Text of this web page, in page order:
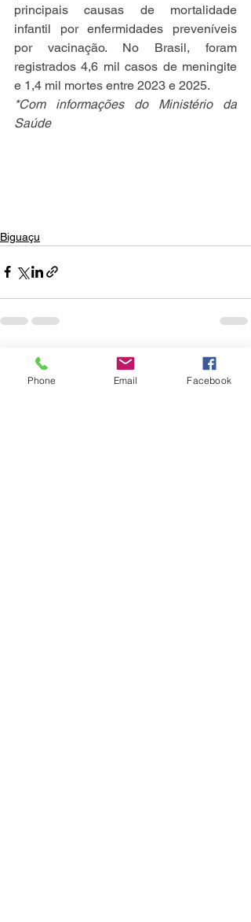
principais causas de mortalidade
infantil por enfermidades preveníveis
por vacinação. No Brasil, foram
registrados 4,6 mil casos de meningite
e 1,4 mil mortes entre 2023 e 2025.
*Com informações do Ministério da
Saúde
Biguaçu
Posts recentes Ver tudo
Phone Email Facebook